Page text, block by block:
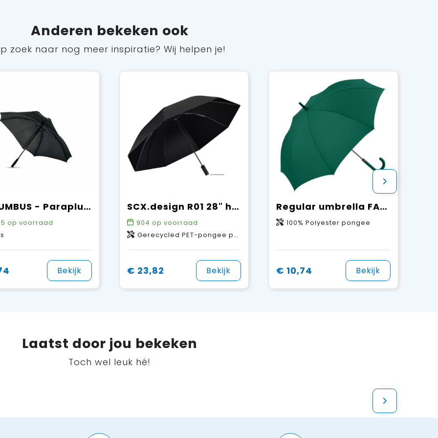
Anderen bekeken ook
zoek naar nog meer inspiratie? Wij helpen je!
COLUMBUS - Paraplu vierkant windbestendig
op voorraad
Bekijk
SCX.design R01 28" halfautomatische paraplu
904 op voorraad
Gerecycled PET-pongee polyester, ABS-kunststof, Rubber
€ 23,82 Bekijk
Regular umbrella FARE® Fashion AC
100% Polyester pongee
€ 10,74 Bekijk
Laatst door jou bekeken
Toch wel leuk hé!